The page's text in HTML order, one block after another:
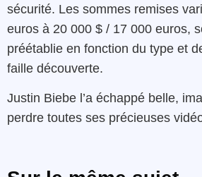
sécurité. Les sommes remises
euros à 20 000 $ / 17 000 euros,
préétablie en fonction du type et
faille découverte.
Justin Biebe l’a échappé belle,
perdre toutes ses précieuses